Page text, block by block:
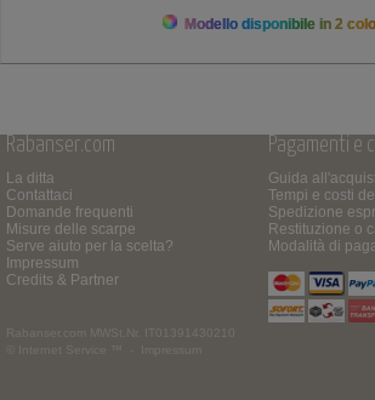
Modello disponibile in 2
Rabanser.com
La ditta
Contattaci
Domande frequenti
Misure delle scarpe
Serve aiuto per la scelta?
Impressum
Credits & Partner
Rabanser.com
MWSt.Nr. IT01391430210
© Internet Service ™ -
Impressum
Pagamenti e
Guida
Tempi e costi
Spedizione
Restituzione o
Modalità di